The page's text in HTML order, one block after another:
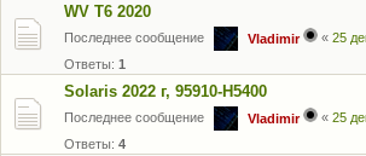
WV T6 2020
Последнее сообщение Vladimir « 25
Ответы: 1
Solaris 2022 г, 95910-H5400
Последнее сообщение Vladimir « 25
Ответы: 4